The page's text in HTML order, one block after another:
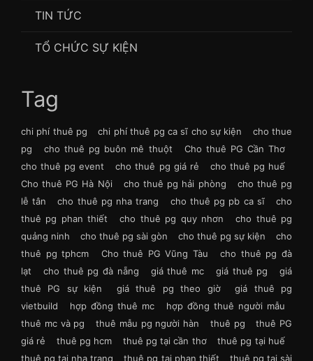
TIN TỨC
TỔ CHỨC SỰ KIỆN
Tag
chi phí thuê pg chi phí thuê pg ca sĩ cho sự kiện
cho thue
pg
cho thuê pg buôn mê thuột
Cho thuê PG Cần Thơ
cho thuê pg event
cho thuê pg giá rẻ
cho thuê pg huế
Cho thuê PG Hà Nội
cho thuê pg hải phòng
cho thuê pg
lễ tân
cho thuê pg nha trang cho thuê pg pb ca sĩ
cho
thuê pg phan thiết
cho thuê pg quy nhơn
cho thuê pg
quảng ninh
cho thuê pg sài gòn cho thuê pg sự kiện
cho
thuê pg tphcm
Cho thuê PG Vũng Tàu
cho thuê pg đà
lạt
cho thuê pg đà nẵng giá thuê mc giá thuê pg
giá
thuê PG sự kiện
giá thuê pg theo giờ
giá thuê pg
vietbuild
hợp đồng thuê mc
hợp đồng thuê người mẫu
thuê mc và pg
thuê mẫu pg người hàn thuê pg
thuê PG
giá rẻ
thuê pg hcm thuê pg tại cần thơ
thuê pg tại huế
thuê pg tại nha trang
thuê pg tại phan thiết thuê pg tại sài